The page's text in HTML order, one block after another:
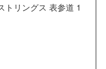
トリングス 表参道 1